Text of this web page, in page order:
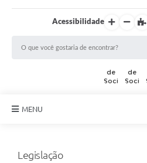
Acessibilidade
MENU
Saneamento
Legislação